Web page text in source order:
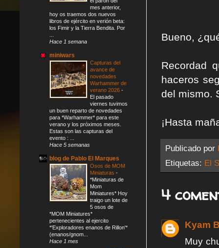
Bueno,
Recordad
haceros
del mismo.
¡Hasta
Publicado por
Etiquetas: El
4
Kyam
Muy
mes anterior,
hoy os traemos dos nuevos
libros de ejército en verión beta:
los Fimir y la Tierra Bendita. Por
Hace 1 semana
miniwars
Capturas del
avance de
novedades
Warhammer de
verano 2026 -
El pasado
viernes tuvimos
un buen reparto de novedades
para *Warhammer* para este
verano y los próximos meses.
Estas son las capturas del
evento : ...
Hace 5 semanas
blog de Pablo El Marques
Osos de MOM
Miniaturas -
*Miniaturas de
Mom
Miniatures* Hoy
traigo un lote de
5 osos de
*MOM Miniatures*
pertenecientes al ejercito
*'Exploradores enanos de Rillon'*
(enanos/gnom...
Hace 1 mes